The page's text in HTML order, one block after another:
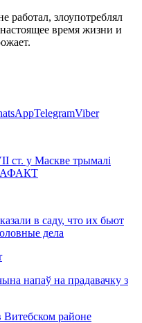
работал, злоупотреблял
время жизни и
TelegramViber
ст. у Маскве трымалі
в саду, что их бьют
дела
напаў на прадавачку з
районе